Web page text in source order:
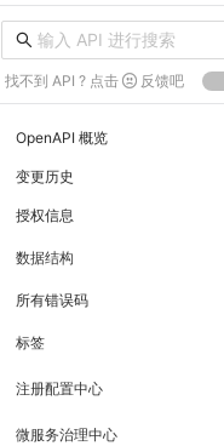
找不到 API ? 点击 反馈吧
OpenAPI 概览
变更历史
授权信息
数据结构
所有错误码
标签
注册配置中心
微服务治理中心